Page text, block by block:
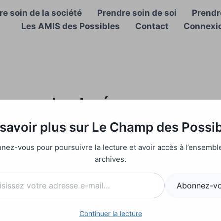
soin de la société Prendre soin de soi
Les AMIS des Possibles
Contact
sont saturées…
conjoncture/plus-de-43-000-lits-d-hospitalisation-
plus sur Le Champ des
vous pour poursuivre la lecture et avoir accès à
archives.
Abonnez-
Continuer la lecture